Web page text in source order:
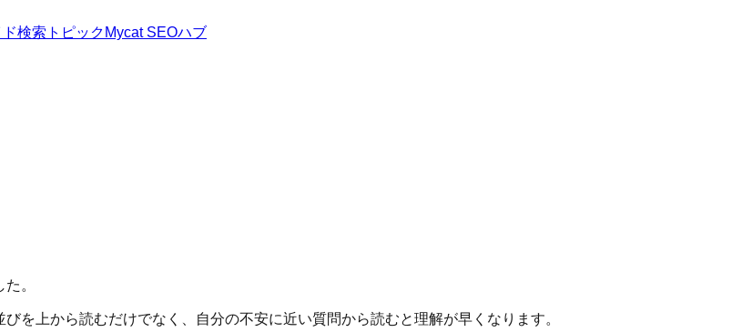
検索トピック Mycat SEOハブ
。
を上から読むだけでなく、自分の不安に近い質問から読むと理解が早くなります。